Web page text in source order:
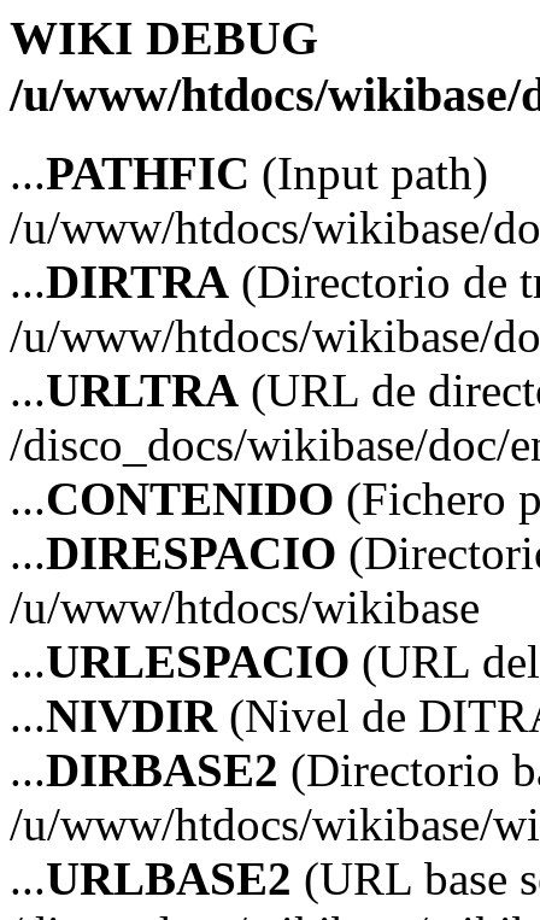
WIKI DEBUG
/u/www/htdocs/wikibase/
...PATHFIC (Input path)
/u/www/htdocs/wikibase/
...DIRTRA (Directorio de
/u/www/htdocs/wikibase/
...URLTRA (URL de
/disco_docs/wikibase/doc/
...CONTENIDO (Fichero
...DIRESPACIO
/u/www/htdocs/wikibase
...URLESPACIO (URL
...NIVDIR(Nivel de
...DIRBASE2 (Directorio
/u/www/htdocs/wikibase/
...URLBASE2 (URL base